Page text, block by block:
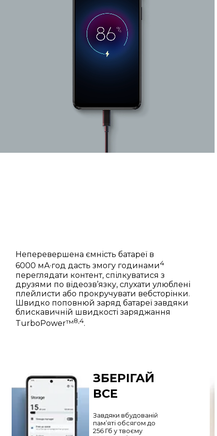
Неперевершена ємність батареї в
6000 мА·год дасть змогу годинами4
переглядати контент, спілкуватися з
друзями по відеозв’язку, слухати улюблені
плейлисти або прокручувати вебсторінки.
Швидко поповнюй заряд батареї завдяки
блискавичній швидкості заряджання
TurboPower™8,4.
ЗБЕРІГАЙ
ВСЕ
Завдяки вбудованій
пам’яті обсягом до
256 Гб у твоєму